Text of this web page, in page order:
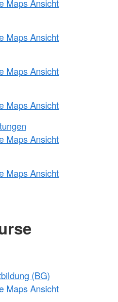
Maps Ansicht
Maps Ansicht
Maps Ansicht
Maps Ansicht
Maps Ansicht
Maps Ansicht
(BG)
Maps Ansicht